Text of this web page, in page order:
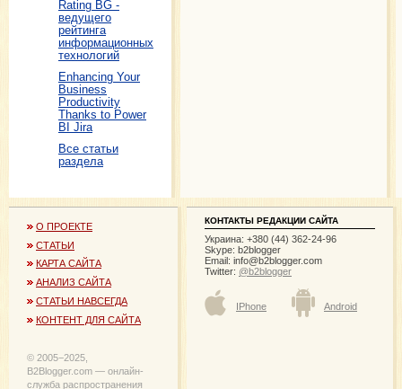
Rating BG -
ведущего
рейтинга
информационных
технологий
Enhancing Your
Business
Productivity
Thanks to Power
BI Jira
Все статьи
раздела
О ПРОЕКТЕ
СТАТЬИ
КАРТА САЙТА
АНАЛИЗ САЙТА
СТАТЬИ НАВСЕГДА
КОНТЕНТ ДЛЯ САЙТА
© 2005−2025,
B2Blogger.com — онлайн-
служба распространения
КОНТАКТЫ РЕДАКЦИИ САЙТА
Украина: +380 (44) 362-24-96
Skype: b2blogger
Email: info@b2blogger.com
Twitter: @b2blogger
IPhone Android